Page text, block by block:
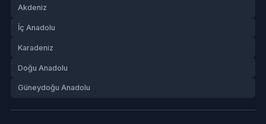
Akdeniz
İç Anadolu
Karadeniz
Doğu Anadolu
Güneydoğu Anadolu